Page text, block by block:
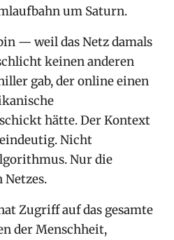
um Saturn.
— weil das Netz damals
keinen anderen
gab, der online einen
hätte. Der Kontext
Nicht
Nur die
Netzes.
Zugriff auf das gesamte
der Menschheit,